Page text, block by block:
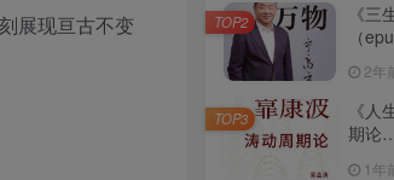
展现亘古不变
《三
（
2年
TOP2
《
期论
1年
TOP3